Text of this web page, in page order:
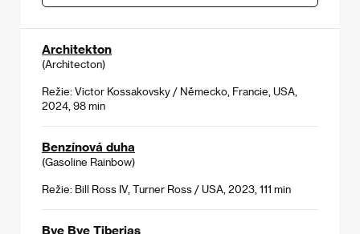
Architekton
(Architecton)
Režie: Victor Kossakovsky / Německo, Francie, USA,
2024, 98 min
Benzínová duha
(Gasoline Rainbow)
Režie: Bill Ross IV, Turner Ross / USA, 2023, 111 min
Bye Bye Tiberias